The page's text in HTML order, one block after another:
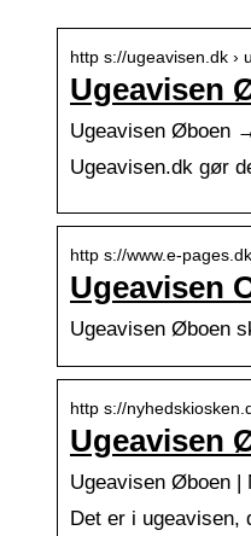
http s://ugeavisen.dk ›
Ugeavisen
Ugeavisen Øboen
Ugeavisen.dk gør
http s://www.e-
Ugeavisen
Ugeavisen Øboen
http s://
Ugeavisen
Ugeavisen Øboen |
Det er i ugeavisen,